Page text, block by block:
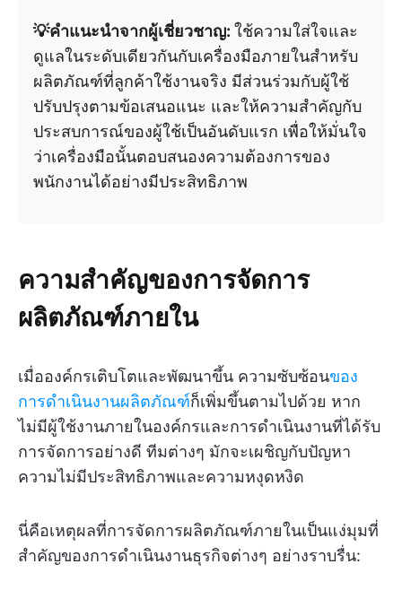
💡คำแนะนำจากผู้เชี่ยวชาญ: ใช้ความใส่ใจและ
ดูแลในระดับเดียวกันกับเครื่องมือภายในสำหรับ
ผลิตภัณฑ์ที่ลูกค้าใช้งานจริง มีส่วนร่วมกับผู้ใช้
ปรับปรุงตามข้อเสนอแนะ และให้ความสำคัญกับ
ประสบการณ์ของผู้ใช้เป็นอันดับแรก เพื่อให้มั่นใจ
ว่าเครื่องมือนั้นตอบสนองความต้องการของ
พนักงานได้อย่างมีประสิทธิภาพ
ความสำคัญของการจัดการ
ผลิตภัณฑ์ภายใน
เมื่อองค์กรเติบโตและพัฒนาขึ้น ความซับซ้อนของ
การดำเนินงานผลิตภัณฑ์ก็เพิ่มขึ้นตามไปด้วย หาก
ไม่มีผู้ใช้งานภายในองค์กรและการดำเนินงานที่ได้รับ
การจัดการอย่างดี ทีมต่างๆ มักจะเผชิญกับปัญหา
ความไม่มีประสิทธิภาพและความหงุดหงิด
นี่คือเหตุผลที่การจัดการผลิตภัณฑ์ภายในเป็นแง่มุมที่
สำคัญของการดำเนินงานธุรกิจต่างๆ อย่างราบรื่น: